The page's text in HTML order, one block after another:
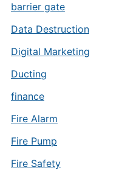
barrier gate
Data Destruction
Digital Marketing
Ducting
finance
Fire Alarm
Fire Pump
Fire Safety